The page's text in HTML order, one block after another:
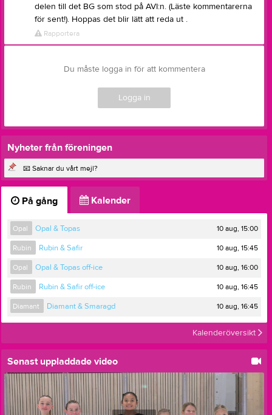
delen till det BG som stod på AVI:n. (Läste kommentarerna
för sent!). Hoppas det blir lätt att reda ut .
Rapportera
Du måste logga in för att kommentera
Logga in
Nyheter från föreningen
📧 Saknar du vårt mejl?
På gång Kalender
Opal Opal & Topas 10 aug, 15:00
Rubin Rubin & Safir 10 aug, 15:45
Opal Opal & Topas off-ice 10 aug, 16:00
Rubin Rubin & Safir off-ice 10 aug, 16:45
Diamant Diamant & Smaragd 10 aug, 16:45
Kalenderöversikt
Senast uppladdade video